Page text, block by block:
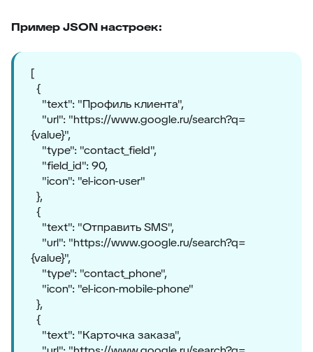
Пример JSON настроек:
[
{
"text": "Профиль клиента",
"url": "https://www.google.ru/search?q=
{value}",
"type": "contact_field",
"field_id": 90,
"icon": "el-icon-user"
},
{
"text": "Отправить SMS",
"url": "https://www.google.ru/search?q=
{value}",
"type": "contact_phone",
"icon": "el-icon-mobile-phone"
},
{
"text": "Карточка заказа",